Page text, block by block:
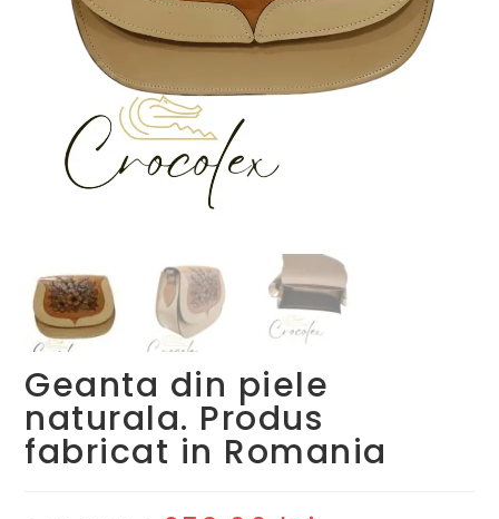
Geanta din piele
naturala. Produs
fabricat in Romania